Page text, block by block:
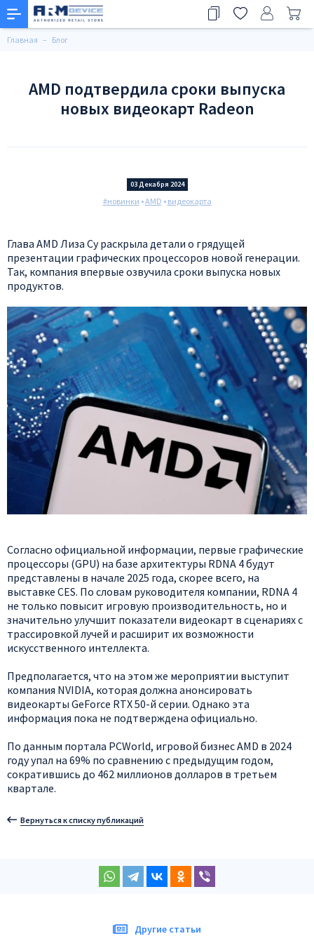
Главная Блог
AMD подтвердила сроки выпуска
новых видеокарт Radeon
03 Декабря 2024
#новинки •AMD • видеокарта
Глава AMD Лиза Су раскрыла детали о грядущей
презентации графических процессоров новой генерации.
Так, компания впервые озвучила сроки выпуска новых
продуктов.
Согласно официальной информации, первые графические
процессоры (GPU) на базе архитектуры RDNA 4 будут
представлены в начале 2025 года, скорее всего, на
выставке CES. По словам руководителя компании, RDNA 4
не только повысит игровую производительность, но и
значительно улучшит показатели видеокарт в сценариях с
трассировкой лучей и расширит их возможности
искусственного интеллекта.
Предполагается, что на этом же мероприятии выступит
компания NVIDIA, которая должна анонсировать
видеокарты GeForce RTX 50-й серии. Однако эта
информация пока не подтверждена официально.
По данным портала PCWorld, игровой бизнес AMD в 2024
году упал на 69% по сравнению с предыдущим годом,
сократившись до 462 миллионов долларов в третьем
квартале.
Вернуться к списку публикаций
Другие статьи